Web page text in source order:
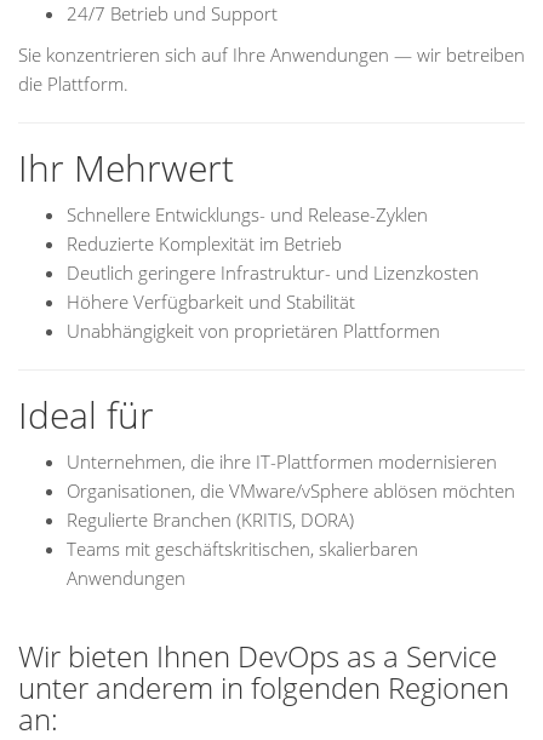
24/7 Betrieb und Support
Sie konzentrieren sich auf Ihre Anwendungen — wir betreiben
die Plattform.
Ihr Mehrwert
Schnellere Entwicklungs- und Release-Zyklen
Reduzierte Komplexität im Betrieb
Deutlich geringere Infrastruktur- und Lizenzkosten
Höhere Verfügbarkeit und Stabilität
Unabhängigkeit von proprietären Plattformen
Ideal für
Unternehmen, die ihre IT-Plattformen modernisieren
Organisationen, die VMware/vSphere ablösen möchten
Regulierte Branchen (KRITIS, DORA)
Teams mit geschäftskritischen, skalierbaren
Anwendungen
Wir bieten Ihnen DevOps as a Service
unter anderem in folgenden Regionen
an: